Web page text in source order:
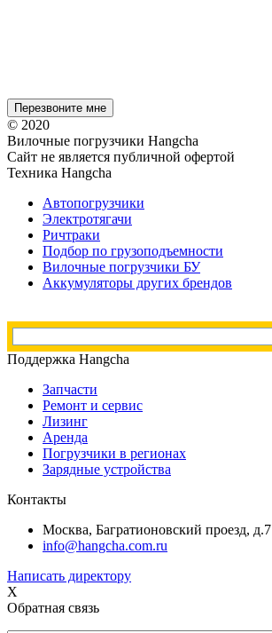
© 2020
Вилочные погрузчики Hangcha
Сайт не является публичной офертой
Техника Hangcha
Автопогрузчики
Электротягачи
Ричтраки
Подбор по грузоподъемности
Вилочные погрузчики БУ
Аккумуляторы других брендов
Поддержка Hangcha
Запчасти
Ремонт и сервис
Лизинг
Аренда
Погрузчики в регионах
Зарядные устройства
Контакты
Москва, Багратионовский проезд, д.7
info@hangcha.com.ru
Написать директору
X
Обратная связь